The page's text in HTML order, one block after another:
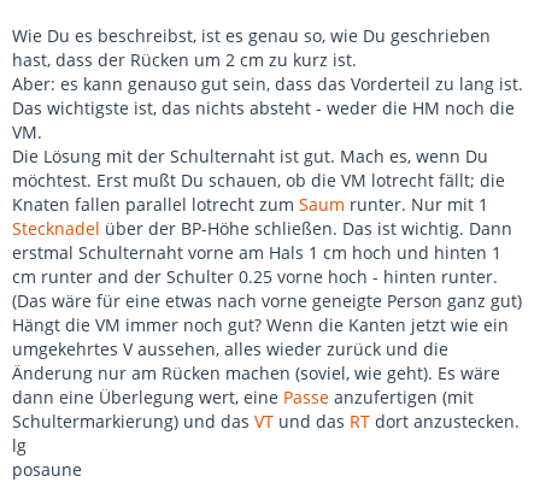
Wie Du es beschreibst, ist es genau so, wie Du geschrieben
hast, dass der Rücken um 2 cm zu kurz ist.
Aber: es kann genauso gut sein, dass das Vorderteil zu lang ist.
Das wichtigste ist, das nichts absteht - weder die HM noch die
VM.
Die Lösung mit der Schulternaht ist gut. Mach es, wenn Du
möchtest. Erst mußt Du schauen, ob die VM lotrecht fällt; die
Knaten fallen parallel lotrecht zum Saum runter. Nur mit 1
Stecknadel über der BP-Höhe schließen. Das ist wichtig. Dann
erstmal Schulternaht vorne am Hals 1 cm hoch und hinten 1
cm runter and der Schulter 0.25 vorne hoch - hinten runter.
(Das wäre für eine etwas nach vorne geneigte Person ganz gut)
Hängt die VM immer noch gut? Wenn die Kanten jetzt wie ein
umgekehrtes V aussehen, alles wieder zurück und die
Änderung nur am Rücken machen (soviel, wie geht). Es wäre
dann eine Überlegung wert, eine Passe anzufertigen (mit
Schultermarkierung) und das VT und das RT dort anzustecken.
lg
posaune